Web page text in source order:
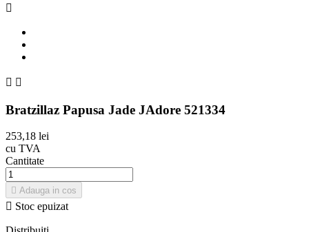

 
Bratzillaz Papusa Jade JAdore 521334
253,18 lei
cu TVA
Cantitate
 Adauga in cos
 Stoc epuizat